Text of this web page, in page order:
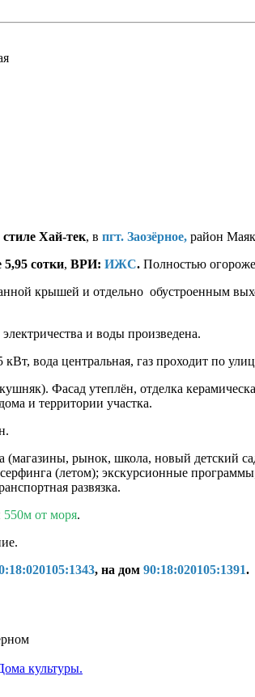
Хай-тек, в пгт. Заозёрное, район
5,95 сотки, ВРИ: ИЖС. Полностью
крышей и отдельно обустроенным
и воды произведена.
кВт, вода центральная, газ проходит по
Фасад утеплён, отделка
и территории участка.
(магазины, рынок, школа, новый детский
(летом); экскурсионные
развязка.
550м от моря.
, на дом 90:18:020105:1391.
культуры.